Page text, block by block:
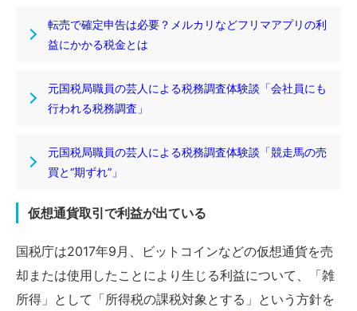
転売で確定申告は必要？メルカリなどフリマアプリの利
益にかかる税金とは
元国税局職員の芸人による税務調査体験談「会社員にも
行われる税務調査」
元国税局職員の芸人による税務調査体験談「競走馬の売
買と“期ずれ”」
仮想通貨取引で利益が出ている
国税庁は2017年9月、ビットコインなどの仮想通貨を売
却または使用したことにより生じる利益について、「雑
所得」として「所得税の課税対象とする」という方針を